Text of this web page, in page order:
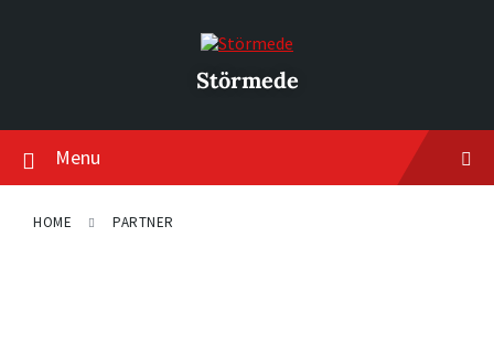
Störmede
Menu
HOME PARTNER